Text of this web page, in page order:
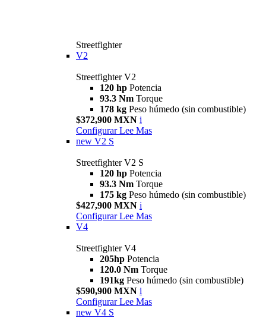
Streetfighter
V2
Streetfighter V2
120 hp Potencia
93.3 Nm Torque
178 kg Peso húmedo (sin combustible)
$372,900 MXN i
Configurar Lee Mas
new V2 S
Streetfighter V2 S
120 hp Potencia
93.3 Nm Torque
175 kg Peso húmedo (sin combustible)
$427,900 MXN i
Configurar Lee Mas
V4
Streetfighter V4
205hp Potencia
120.0 Nm Torque
191kg Peso húmedo (sin combustible)
$590,900 MXN i
Configurar Lee Mas
new V4 S